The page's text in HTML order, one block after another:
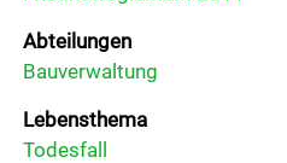
Reglemente und
Downloads
Abteilungen
Bauverwaltung
Lebensthema
Todesfall